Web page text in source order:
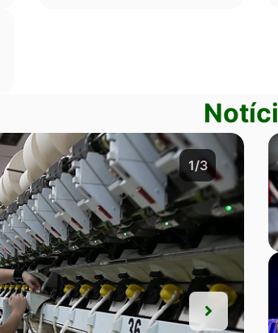
2/3
Próxima
Próxima